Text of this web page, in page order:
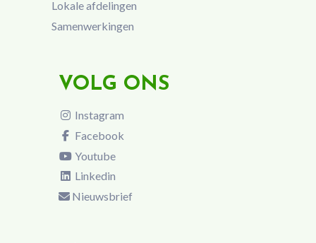
Lokale afdelingen
Samenwerkingen
VOLG ONS
Instagram
Facebook
Youtube
Linkedin
Nieuwsbrief